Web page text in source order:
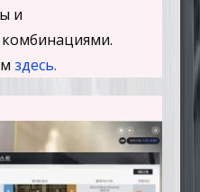
и
здесь.